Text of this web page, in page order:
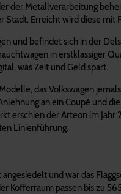
der Metallverarbeitung
Erreicht wird diese mit
und befindet sich in der
in erstklassiger
was Zeit und Geld spart.
das Volkswagen
an ein Coupé und
erschien der Arteon im
Linienführung.
und war das
Kofferraum passen bis zu